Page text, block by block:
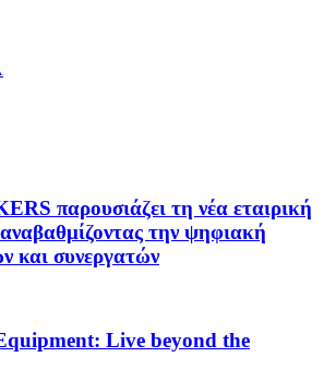
παρουσιάζει τη νέα εταιρική
την ψηφιακή
και συνεργατών
Live beyond the